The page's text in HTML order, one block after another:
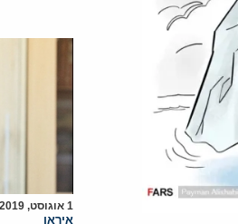
1 אוגוסט, 2019
איראן